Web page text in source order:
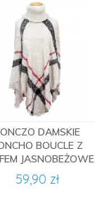
DAMSKIE
BOUCLE Z
JASNOBEŻOWE
59,90 zł